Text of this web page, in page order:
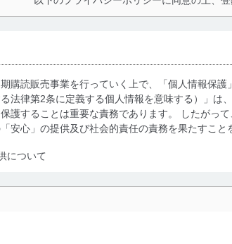
購読販売事業を行っていく上で、「個人情報保
法律第2条に定義する個人情報を意味する）」は
護することは重要な責務であります。 したがっ
安心」の提供及び社会的責任の責務を果たすこと
について
用・提供に際して、その利用目的を明確にし、